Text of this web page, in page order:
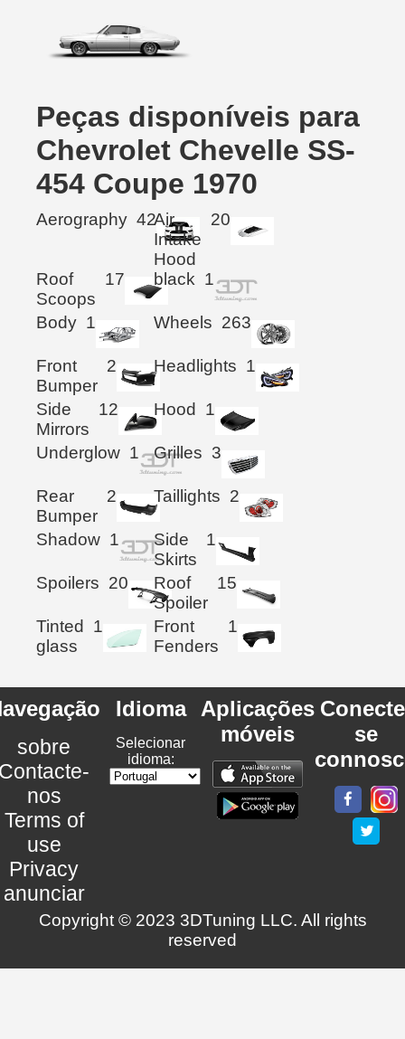
Peças disponíveis para
Chevrolet Chevelle SS-
454 Coupe 1970
Aerography 42Air
Intake
Hood
20
Roof
Scoops
17 black 1
Body 1 Wheels 263
Front
Bumper
2 Headlights 1
Side
Mirrors
12 Hood 1
Underglow 1 Grilles 3
Rear
Bumper
2 Taillights 2
Shadow 1
Side
Skirts
1
Spoilers 20
Roof
Spoiler
15
Tinted
glass
1
Front
Fenders
1
sobre
nos
Terms of
use
Privacy
anunciar
Idioma
Selecionar
idioma:
Aplicações
móveis
se
Copyright © 2023 3DTuning LLC. All rights
reserved